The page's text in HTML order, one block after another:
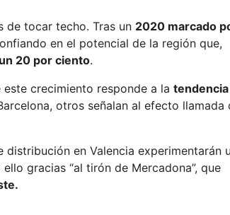
de tocar techo. Tras un 2020 marcado
en el potencial de la región que,
20 por ciento.
este crecimiento responde a la tendencia
otros señalan al efecto llamada
en Valencia experimentarán
gracias “al tirón de Mercadona”, que